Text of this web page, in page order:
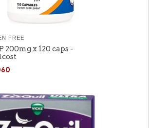
FREE
200mg x 120 caps -